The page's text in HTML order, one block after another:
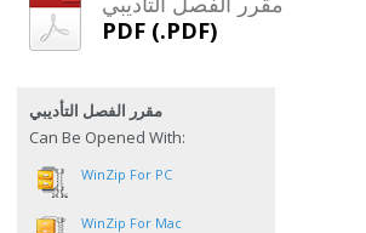
PDF (.PDF)
مقرر الفصل التأديبي
Can Be Opened With:
WinZip For PC
WinZip For Mac